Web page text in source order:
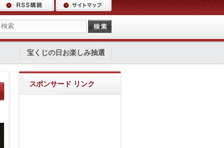
宝くじの日お楽しみ抽選
スポンサード リンク